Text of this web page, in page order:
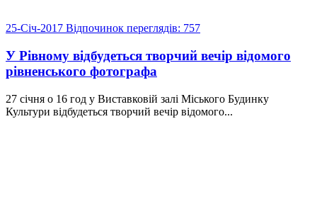
25-Січ-2017 Відпочинок переглядів: 757
У Рівному відбудеться творчий вечір відомого
рівненського фотографа
27 січня о 16 год у Виставковій залі Міського Будинку
Культури відбудеться творчий вечір відомого...